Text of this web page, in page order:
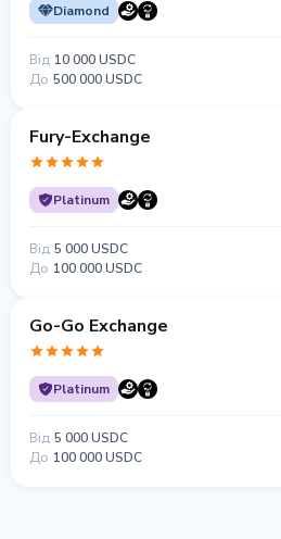
Diamond
Від 10 000 USDC
До 500 000 USDC
Fury-Exchange
Platinum
Від 5 000 USDC
До 100 000 USDC
Go-Go Exchange
Platinum
Від 5 000 USDC
До 100 000 USDC